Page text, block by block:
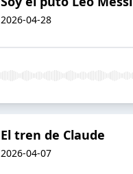
2026-04-28
El tren de Claude
2026-04-07